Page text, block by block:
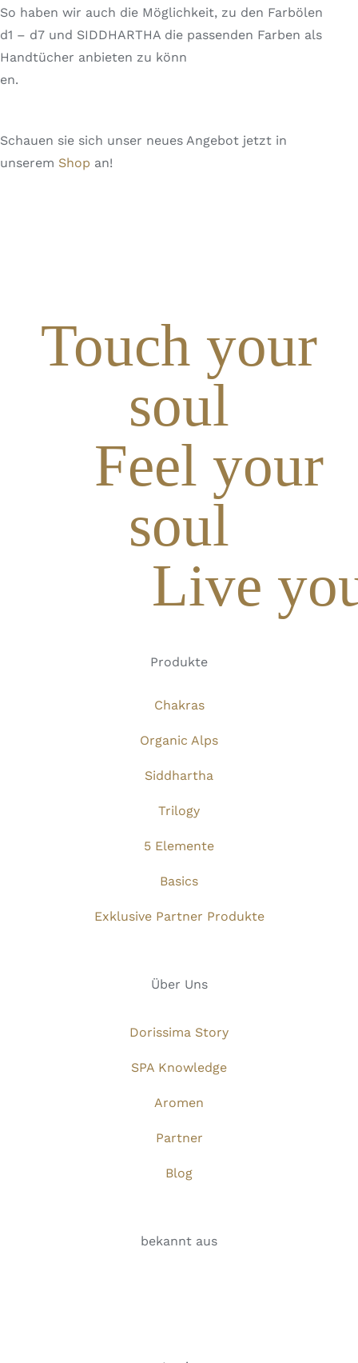
So haben wir auch die Möglichkeit, zu den Farbölen
d1 – d7 und SIDDHARTHA die passenden Farben als
Handtücher anbieten zu könn
en.
Schauen sie sich unser neues Angebot jetzt in
unserem Shop an!
Touch your
soul
Feel your
soul
Live
Produkte
Chakras
Organic Alps
Siddhartha
Trilogy
5 Elemente
Basics
Exklusive Partner Produkte
Über Uns
Dorissima Story
SPA Knowledge
Aromen
Partner
Blog
bekannt aus